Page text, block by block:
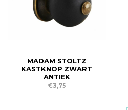
MADAM STOLTZ
KASTKNOP ZWART
ANTIEK
€3,75